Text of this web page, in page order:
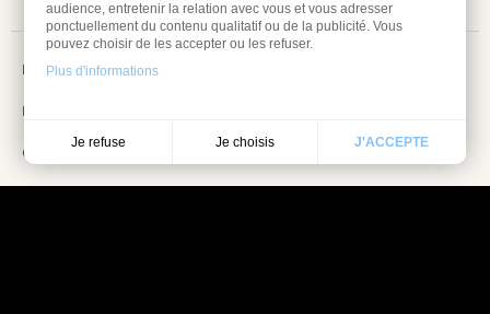
audience, entretenir la relation avec vous et vous adresser
ponctuellement du contenu qualitatif ou de la publicité. Vous
pouvez choisir de les accepter ou les refuser.
Plus d'informations
Je refuse Je choisis J'ACCEPTE
Mentions légales
Information sur les cookies
Conditions Générales de vente